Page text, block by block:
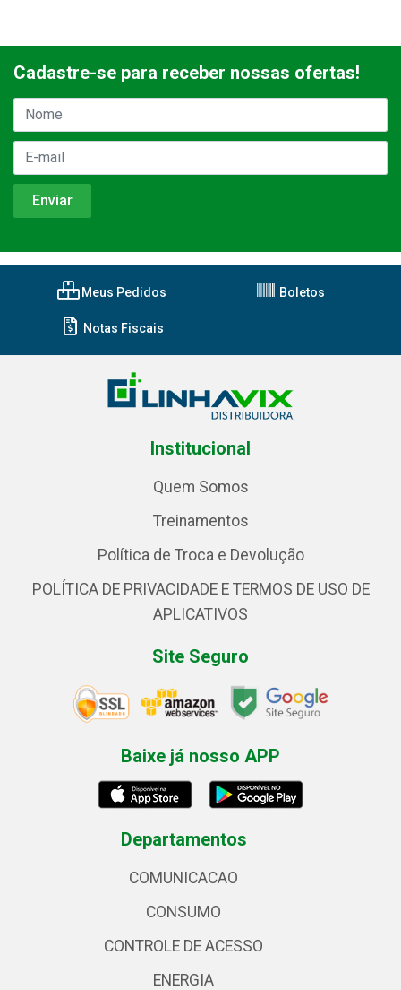
Cadastre-se para receber nossas ofertas!
Meus Pedidos Boletos
Notas Fiscais
Institucional
Quem Somos
Treinamentos
Política de Troca e Devolução
POLÍTICA DE PRIVACIDADE E TERMOS DE USO DE
APLICATIVOS
Site Seguro
Baixe já nosso APP
Departamentos
COMUNICACAO
CONSUMO
CONTROLE DE ACESSO
ENERGIA